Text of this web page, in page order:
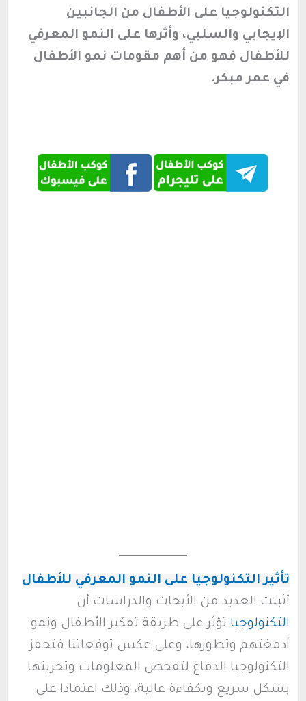
التكنولوجيا على الأطفال من الجانبين
الإيجابي والسلبي، وأثرها على النمو المعرفي
للأطفال فهو من أهم مقومات نمو الأطفال
في عمر مبكر.
تأثير التكنولوجيا على النمو المعرفي للأطفال
أثبتت العديد من الأبحاث والدراسات أن
التكنولوجيا تؤثر على طريقة تفكير الأطفال ونمو
أدمغتهم وتطورها، وعلى عكس توقعاتنا فتحفز
التكنولوجيا الدماغ لتفحص المعلومات وتخزينها
بشكل سريع وبكفاءة عالية، وذلك اعتمادا على